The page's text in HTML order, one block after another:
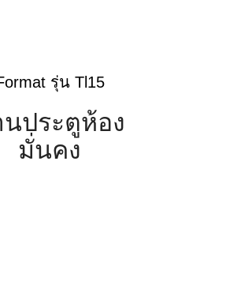
รุ่น Tl15
ประตูห้อง
มั่นคง